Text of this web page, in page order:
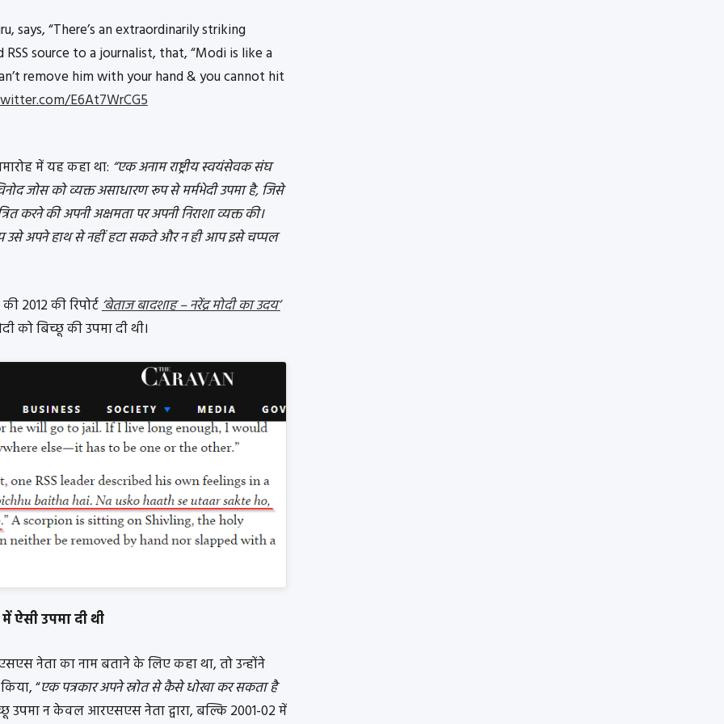
says, “There’s an extraordinarily striking
source to a journalist, that, “Modi is like a
remove him with your hand & you cannot hit
E6At7WrCG5
में यह कहा था: “एक अनाम राष्ट्रीय स्वयंसेवक संघ
जोस को व्यक्त असाधारण रूप से मर्मभेदी उपमा है, जिसे
करने की अपनी अक्षमता पर अपनी निराशा व्यक्त की।
उसे अपने हाथ से नहीं हटा सकते और न ही आप इसे चप्पल
2012 की रिपोर्ट‘बेताज बादशाह – नरेंद्र मोदी का उदय’
बिच्छू की उपमा दी थी।
ऐसी उपमा दी थी
नेता का नाम बताने के लिए कहा था, तो उन्होंने
“एक पत्रकार अपने स्रोत से कैसे धोखा कर सकता है
उपमा न केवल आरएसएस नेता द्वारा, बल्कि 2001-02 में